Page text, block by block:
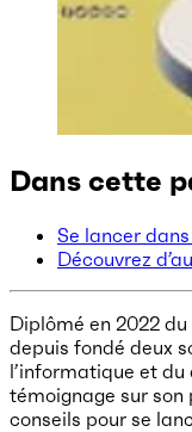
Dans cette
Se lancer
Découvrez
Diplômé en 2022
depuis fondé deux
l’informatique et du
témoignage sur son
conseils pour se